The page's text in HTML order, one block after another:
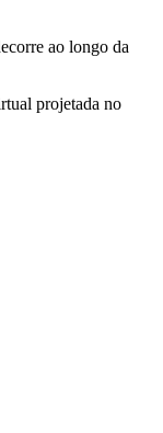
ao longo da
projetada no